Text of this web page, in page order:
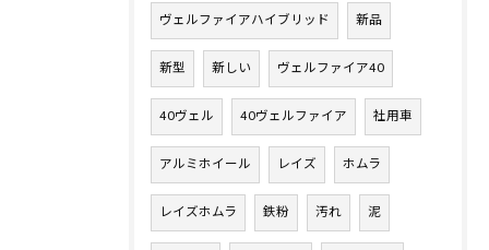
ヴェルファイアハイブリッド 新品
新型 新しい ヴェルファイア40
40ヴェル 40ヴェルファイア 社用車
アルミホイール レイズ ホムラ
レイズホムラ 鉄粉 汚れ 泥